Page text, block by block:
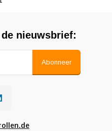
nieuwsbrief:
Abonneer